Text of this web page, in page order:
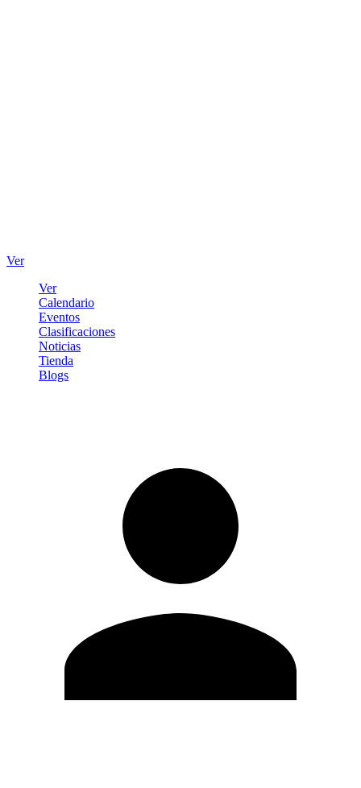
Ver
Ver
Calendario
Eventos
Clasificaciones
Noticias
Tienda
Blogs